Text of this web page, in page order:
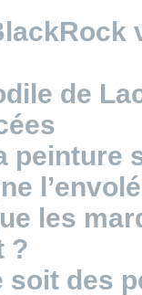
de
peinture
les
?
soit des